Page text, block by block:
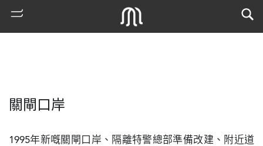
關閘口岸
1995年新嘅關閘口岸、隔離特警總部準備改建、附近道